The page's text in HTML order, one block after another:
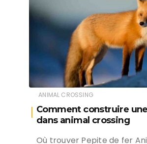
ANIMAL CROSSING
Comment construire
dans animal crossing
Où trouver Pepite de fer